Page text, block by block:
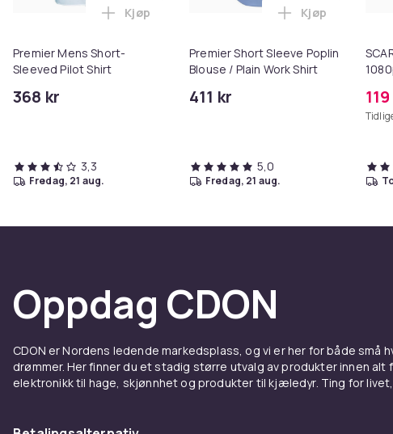
Premier Mens Short-
Sleeved Pilot Shirt
368 kr
Legg Premier Mens Short-Sleeved Pilot Shirt i
Kjøp
3,3
fredag, 21 aug.
Premier Short Sleeve Poplin
Blouse / Plain Work Shirt
411 kr
Legg Premier
Kjøp
5,0
fredag, 21 aug.
Oppdag CDON
CDON er Nordens ledende markedsplass, og vi er her for både små
drømmer. Her finner du et stadig større utvalg av produkter innen alt
elektronikk til hage, skjønnhet og produkter til kjæledyr. Ting for